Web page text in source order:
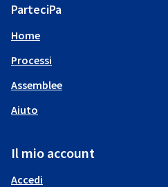
ParteciPa
Home
Processi
Assemblee
Aiuto
Il mio account
Accedi